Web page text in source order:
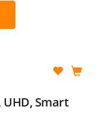
UHD, Smart